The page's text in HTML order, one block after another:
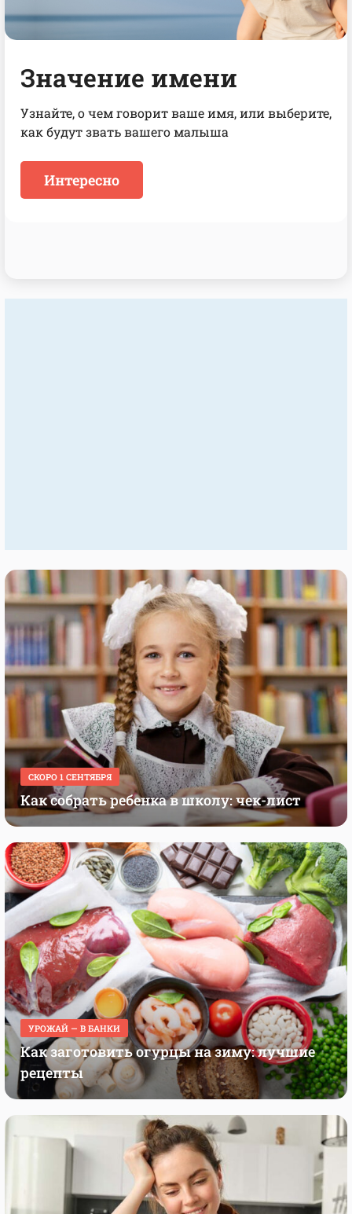
Экология
Полезные советы, как сохранить планету для
будущих поколений и начать вести
Спасти планету
СКОРО 1 СЕНТЯБРЯ
Как собрать ребенка в школу: чек-лист
УРОЖАЙ — В БАНКИ
Как заготовить огурцы на зиму: лучшие
рецепты